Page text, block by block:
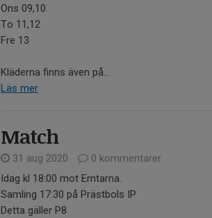
Ons 09,10
To 11,12
Fre 13
Kläderna finns även på...
Läs mer
Match
31 aug 2020
0 kommentarer
Idag kl 18:00 mot Emtarna.
Samling 17:30 på Prästbols IP
Detta gäller P8